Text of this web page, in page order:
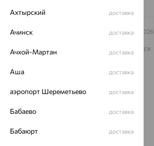
© ООО «Ювелирный дом «Кристалл»,2009 – 2026
На информационном ресурсе применяются
рекомендательные технологии
ОГРН 1044800168379
Разработка сайта —CUBA
Ахтырский доставка
Ачинск доставка
Ачхой-Мартан доставка
Аша доставка
аэропорт Шереметьево доставка
Бабаево доставка
Бабаюрт доставка